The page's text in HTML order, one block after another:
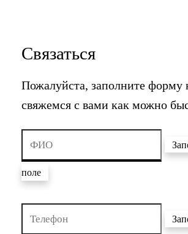
Связаться
Пожалуйста, заполните
свяжемся с вами как можно
поле